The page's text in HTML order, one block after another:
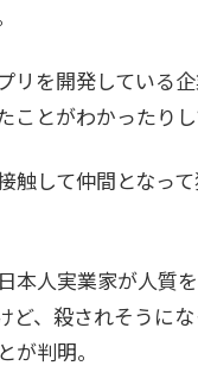
リを開発している
とがわかったりし
触して仲間となっ
本人実業家が人質
ど、殺されそうに
が判明。